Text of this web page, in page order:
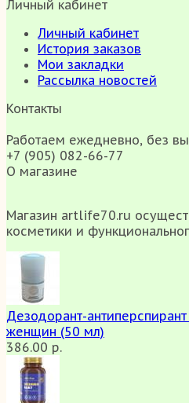
Личный кабинет
Личный кабинет
История заказов
Мои закладки
Рассылка новостей
Контакты
Работаем ежедневно, без
+7 (905) 082-66-77
О магазине
Магазин artlife70.ru
косметики и
Дезодорант-
женщин (50 мл)
386.00 р.